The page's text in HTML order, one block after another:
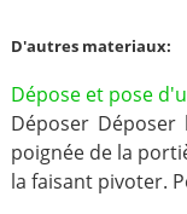
D'autres materiaux:
Dépose et pose
Déposer
poignée de la
la faisant pivoter.